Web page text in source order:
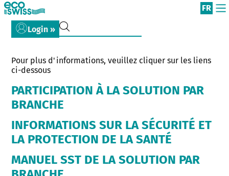
FR
Pour plus d'informations, veuillez cliquer sur les liens
ci-dessous
PARTICIPATION À LA SOLUTION PAR
BRANCHE
INFORMATIONS SUR LA SÉCURITÉ ET
LA PROTECTION DE LA SANTÉ
MANUEL SST DE LA SOLUTION PAR
Login »